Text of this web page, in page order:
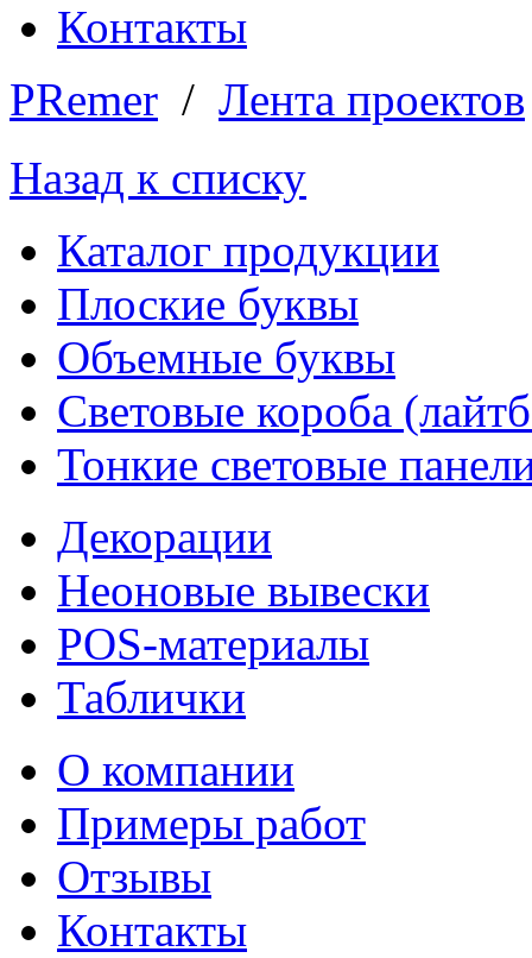
Контакты
PRemer / Лента проектов
Назад к списку
Каталог продукции
Плоские буквы
Объемные буквы
Световые короба
Тонкие световые
Декорации
Неоновые вывески
POS-материалы
Таблички
О компании
Примеры работ
Отзывы
Контакты